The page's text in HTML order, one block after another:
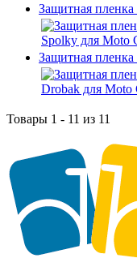
Защитная
Защитная
Товары 1 - 11 из 11